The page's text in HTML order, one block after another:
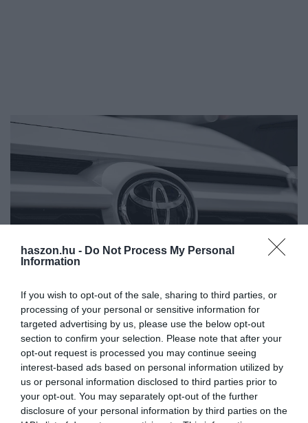
haszon.hu - Do Not Process My Personal
Information
If you wish to opt-out of the sale, sharing to third parties, or
processing of your personal or sensitive information for
targeted advertising by us, please use the below opt-out
section to confirm your selection. Please note that after your
opt-out request is processed you may continue seeing
interest-based ads based on personal information utilized by
us or personal information disclosed to third parties prior to
your opt-out. You may separately opt-out of the further
disclosure of your personal information by third parties on the
AUTÓ
Légtisztítóval látná el az autóit a Toyota
Olyan berendezést fejleszt az autóiba a Toyota, amely képes
kivonni a szén-dioxidot a levegőből. Ha fel tud mutatni egy
hatékony technológiát, az környezetvédelmi szempontból
forradalmi változást…